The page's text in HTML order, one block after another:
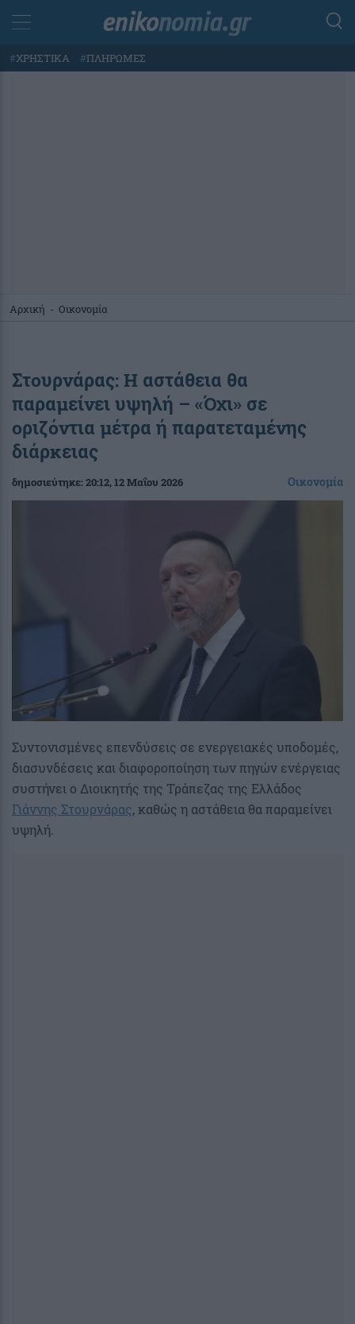
#ΧΡΗΣΤΙΚΑ #ΠΛΗΡΩΜΕΣ
Αρχική - Οικονομία
Στουρνάρας: Η αστάθεια θα
παραμείνει υψηλή – «Όχι» σε
οριζόντια μέτρα ή παρατεταμένης
διάρκειας
δημοσιεύτηκε:20:12, 12 Μαΐου 2026 Οικονομία
Συντονισμένες επενδύσεις σε ενεργειακές υποδομές,
διασυνδέσεις και διαφοροποίηση των πηγών ενέργειας
συστήνει ο Διοικητής της Τράπεζας της Ελλάδος
Γιάννης Στουρνάρας, καθώς η αστάθεια θα παραμείνει
υψηλή.